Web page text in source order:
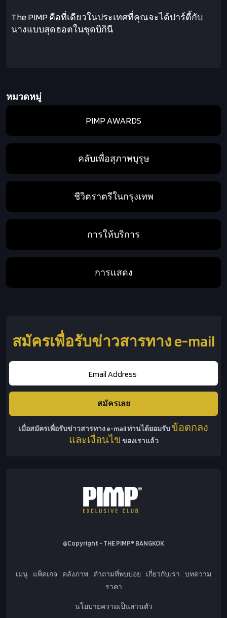
The PIMP คือที่เดียวในประเทศที่คุณจะได้ปาร์ตี้กับ
นางแบบสุดฮอตในชุดบิกินี
หมวดหมู่
PIMP AWARDS
คลับเพื่อสุภาพบุรุษ
ชีวิตราตรีในกรุงเทพ
การให้บริการ
การแสดง
สมัครเพื่อรับข่าวสารทาง e-mail
เมื่อสมัครเพื่อรับข่าวสารทาง e-mail ท่านได้ยอมรับข้อตกลง
และเงื่อนไข ของเราแล้ว
@Copyright - THE PIMP® BANGKOK
เมนู แพ็คเกจ คลังภาพ คำถามที่พบบ่อย เกี่ยวกับเรา
บทความ
ราคา
นโยบายความเป็นส่วนตัว